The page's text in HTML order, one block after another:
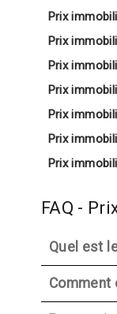
Prix
Prix
Prix
Prix
Prix
Prix
Prix
FAQ -
Quel est
Comment